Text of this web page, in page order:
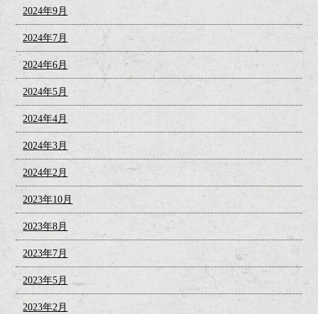
2024年9月
2024年7月
2024年6月
2024年5月
2024年4月
2024年3月
2024年2月
2023年10月
2023年8月
2023年7月
2023年5月
2023年2月